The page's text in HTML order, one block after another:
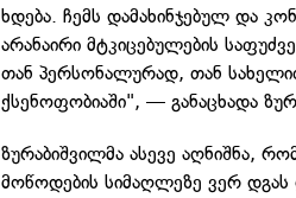
ხდება. ჩემს დამახინჯებულ და
არანაირი მტკიცებულების
თან პერსონალურად, თან
ქსენოფობიაში", — განაცხადა
ზურაბიშვილმა ასევე აღნიშნა,
მოწოდების სიმაღლეზე ვერ